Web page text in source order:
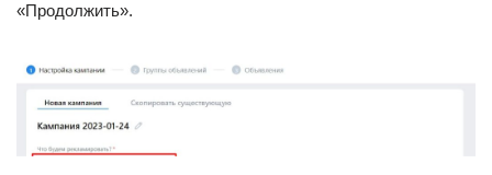
«Продолжить».